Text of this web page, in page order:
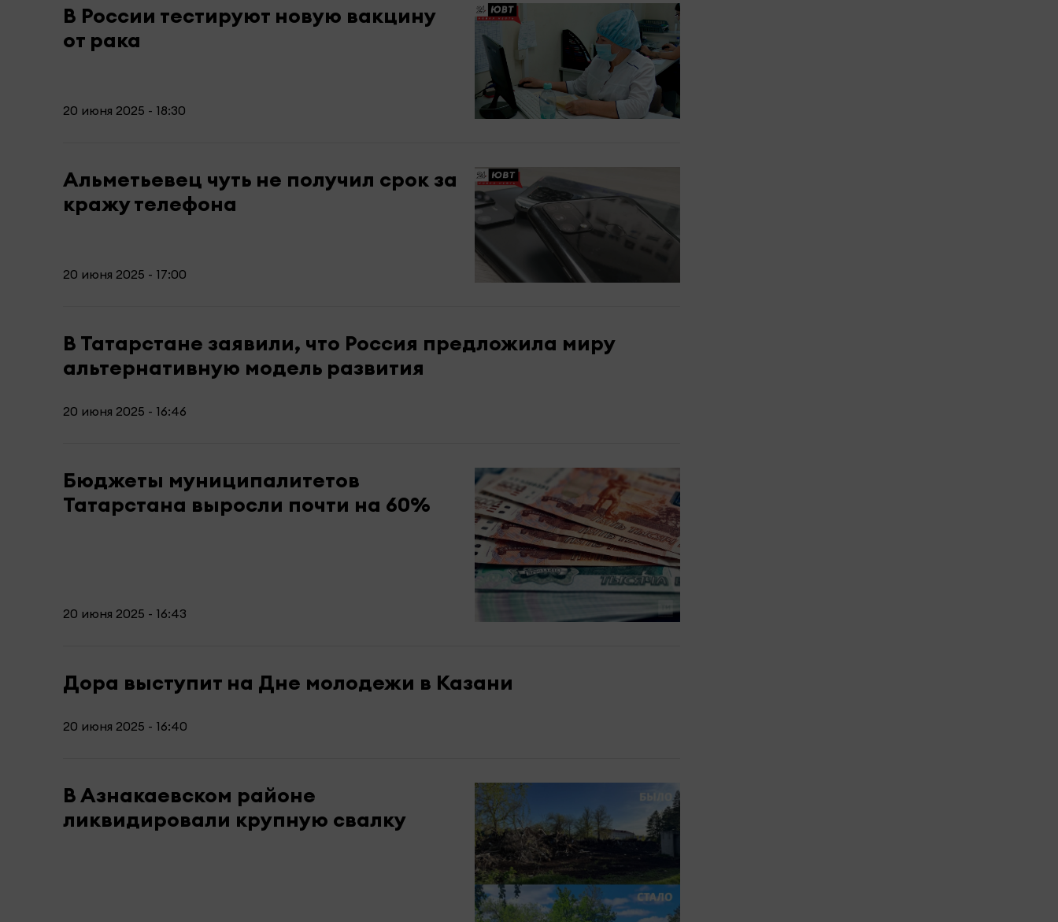
В России тестируют новую вакцину
от рака
20 июня 2025 - 18:30
Альметьевец чуть не получил срок за
кражу телефона
20 июня 2025 - 17:00
В Татарстане заявили, что Россия предложила миру
альтернативную модель развития
20 июня 2025 - 16:46
Бюджеты муниципалитетов
Татарстана выросли почти на 60%
20 июня 2025 - 16:43
Дора выступит на Дне молодежи в Казани
20 июня 2025 - 16:40
В Азнакаевском районе
ликвидировали крупную свалку